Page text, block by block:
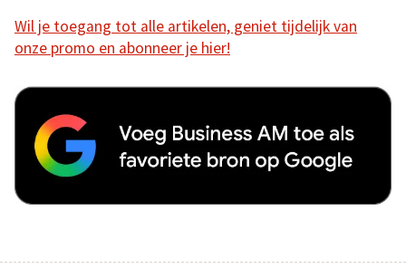
Wil je toegang tot alle artikelen, geniet tijdelijk van
onze promo en abonneer je hier!